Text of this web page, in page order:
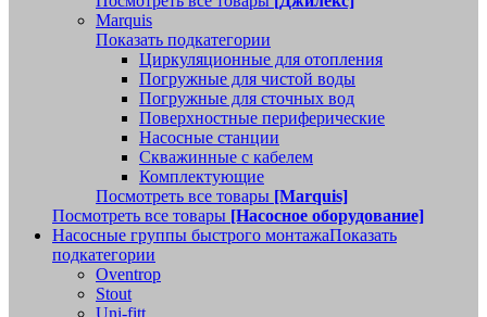
Marquis
Показать подкатегории
Циркуляционные для отопления
Погружные для чистой воды
Погружные для сточных вод
Поверхностные периферические
Насосные станции
Скважинные с кабелем
Комплектующие
Посмотреть все товары [Marquis]
Посмотреть все товары [Насосное оборудование]
Насосные группы быстрого монтажаПоказать
подкатегории
Oventrop
Stout
Uni-fitt